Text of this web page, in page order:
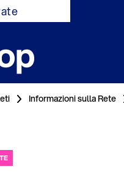
Informazioni sulla Rete